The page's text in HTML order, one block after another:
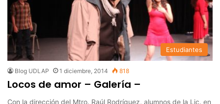
Estudiantes
Blog UDLAP 1 diciembre, 2014 818
Locos de amor – Galería –
Con la dirección del Mtro. Raúl Rodríguez, alumnos de la Lic. en